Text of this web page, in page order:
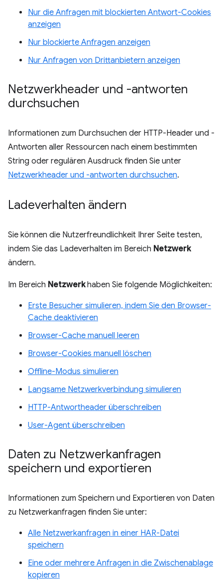
Nur die Anfragen mit blockierten Antwort-Cookies
anzeigen
Nur blockierte Anfragen anzeigen
Nur Anfragen von Drittanbietern anzeigen
Netzwerkheader und -antworten
durchsuchen
Informationen zum Durchsuchen der HTTP-Header und -
Antworten aller Ressourcen nach einem bestimmten
String oder regulären Ausdruck finden Sie unter
Netzwerkheader und -antworten durchsuchen.
Ladeverhalten ändern
Sie können die Nutzerfreundlichkeit Ihrer Seite testen,
indem Sie das Ladeverhalten im Bereich Netzwerk
ändern.
Im Bereich Netzwerkhaben Sie folgende Möglichkeiten:
Erste Besucher simulieren, indem Sie den Browser-
Cache deaktivieren
Browser-Cache manuell leeren
Browser-Cookies manuell löschen
Offline-Modus simulieren
Langsame Netzwerkverbindung simulieren
HTTP-Antwortheader überschreiben
User-Agent überschreiben
Daten zu Netzwerkanfragen
speichern und exportieren
Informationen zum Speichern und Exportieren von Daten
zu Netzwerkanfragen finden Sie unter:
Alle Netzwerkanfragen in einer HAR-Datei
speichern
Eine oder mehrere Anfragen in die Zwischenablage
kopieren